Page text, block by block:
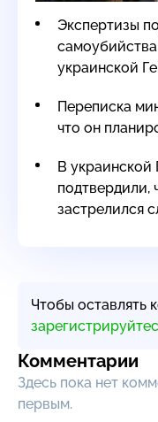
Экспертизы
украинской
Переписка
что он
В украинской
подтвердили,
застрелился
Чтобы оставлять
Комментарии
Здесь пока нет
первым.